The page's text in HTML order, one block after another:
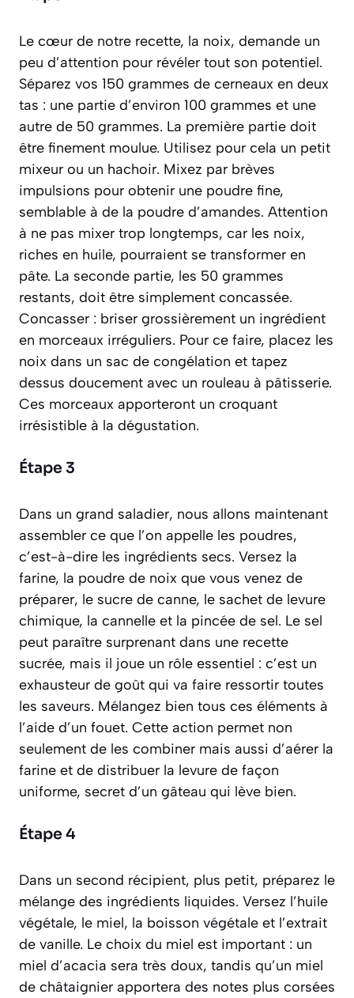
Le cœur de notre recette, la noix, demande un
peu d’attention pour révéler tout son potentiel.
Séparez vos 150 grammes de cerneaux en deux
tas : une partie d’environ 100 grammes et une
autre de 50 grammes. La première partie doit
être finement moulue. Utilisez pour cela un petit
mixeur ou un hachoir. Mixez par brèves
impulsions pour obtenir une poudre fine,
semblable à de la poudre d’amandes. Attention
à ne pas mixer trop longtemps, car les noix,
riches en huile, pourraient se transformer en
pâte. La seconde partie, les 50 grammes
restants, doit être simplement concassée.
Concasser : briser grossièrement un ingrédient
en morceaux irréguliers. Pour ce faire, placez les
noix dans un sac de congélation et tapez
dessus doucement avec un rouleau à pâtisserie.
Ces morceaux apporteront un croquant
irrésistible à la dégustation.
Étape 3
Dans un grand saladier, nous allons maintenant
assembler ce que l’on appelle les poudres,
c’est-à-dire les ingrédients secs. Versez la
farine, la poudre de noix que vous venez de
préparer, le sucre de canne, le sachet de levure
chimique, la cannelle et la pincée de sel. Le sel
peut paraître surprenant dans une recette
sucrée, mais il joue un rôle essentiel : c’est un
exhausteur de goût qui va faire ressortir toutes
les saveurs. Mélangez bien tous ces éléments à
l’aide d’un fouet. Cette action permet non
seulement de les combiner mais aussi d’aérer la
farine et de distribuer la levure de façon
uniforme, secret d’un gâteau qui lève bien.
Étape 4
Dans un second récipient, plus petit, préparez le
mélange des ingrédients liquides. Versez l’huile
végétale, le miel, la boisson végétale et l’extrait
de vanille. Le choix du miel est important : un
miel d’acacia sera très doux, tandis qu’un miel
de châtaignier apportera des notes plus corsées